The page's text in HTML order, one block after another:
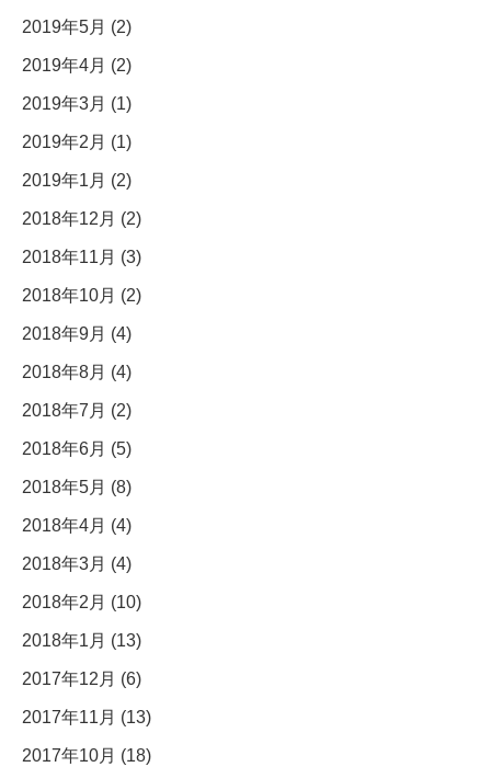
2019年5月 (2)
2019年4月 (2)
2019年3月 (1)
2019年2月 (1)
2019年1月 (2)
2018年12月 (2)
2018年11月 (3)
2018年10月 (2)
2018年9月 (4)
2018年8月 (4)
2018年7月 (2)
2018年6月 (5)
2018年5月 (8)
2018年4月 (4)
2018年3月 (4)
2018年2月 (10)
2018年1月 (13)
2017年12月 (6)
2017年11月 (13)
2017年10月 (18)